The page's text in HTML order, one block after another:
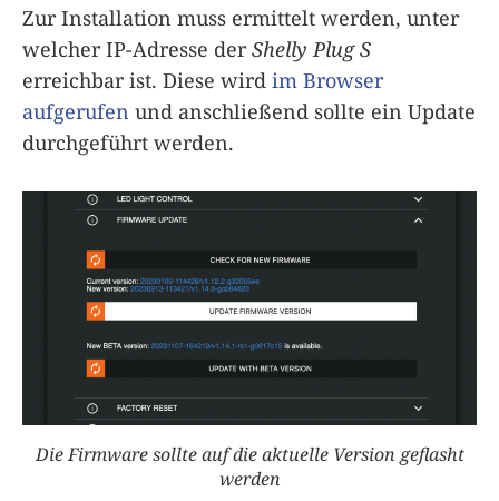
Zur Installation muss ermittelt werden, unter
welcher IP-Adresse derShelly Plug S
erreichbar ist. Diese wird im Browser
aufgerufen und anschließend sollte ein Update
durchgeführt werden.
Die Firmware sollte auf die aktuelle Version geflasht
werden